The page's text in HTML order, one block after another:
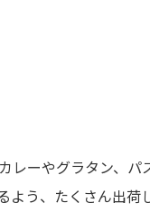
レーやグラタン、パ
よう、たくさん出荷